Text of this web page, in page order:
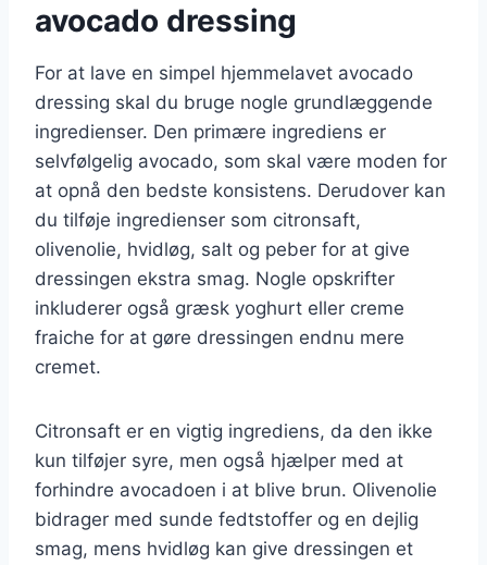
avocado dressing
For at lave en simpel hjemmelavet avocado
dressing skal du bruge nogle grundlæggende
ingredienser. Den primære ingrediens er
selvfølgelig avocado, som skal være moden for
at opnå den bedste konsistens. Derudover kan
du tilføje ingredienser som citronsaft,
olivenolie, hvidløg, salt og peber for at give
dressingen ekstra smag. Nogle opskrifter
inkluderer også græsk yoghurt eller creme
fraiche for at gøre dressingen endnu mere
cremet.
Citronsaft er en vigtig ingrediens, da den ikke
kun tilføjer syre, men også hjælper med at
forhindre avocadoen i at blive brun. Olivenolie
bidrager med sunde fedtstoffer og en dejlig
smag, mens hvidløg kan give dressingen et